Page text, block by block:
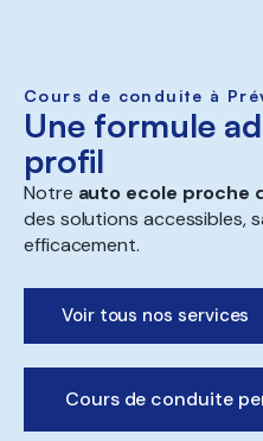
Cours de conduite à
Une formule
profil
Notre auto ecole proche
des solutions accessibles,
efficacement.
Voir tous nos services
Cours de conduite